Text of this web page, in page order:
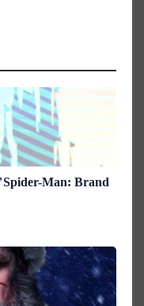
Man: Brand